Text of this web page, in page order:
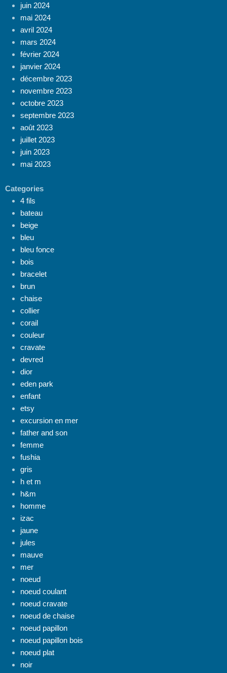
juin 2024
mai 2024
avril 2024
mars 2024
février 2024
janvier 2024
décembre 2023
novembre 2023
octobre 2023
septembre 2023
août 2023
juillet 2023
juin 2023
mai 2023
Categories
4 fils
bateau
beige
bleu
bleu fonce
bois
bracelet
brun
chaise
collier
corail
couleur
cravate
devred
dior
eden park
enfant
etsy
excursion en mer
father and son
femme
fushia
gris
h et m
h&m
homme
izac
jaune
jules
mauve
mer
noeud
noeud coulant
noeud cravate
noeud de chaise
noeud papillon
noeud papillon bois
noeud plat
noir